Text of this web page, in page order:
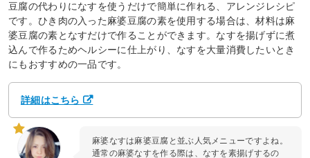
豆腐の代わりになすを使うだけで簡単に作れる、アレンジレシピ
です。ひき肉の入った麻婆豆腐の素を使用する場合は、材料は麻
婆豆腐の素となすだけで作ることができます。なすを揚げずに煮
込んで作るためヘルシーに仕上がり、なすを大量消費したいとき
にもおすすめの一品です。
詳細はこちら
麻婆なすは麻婆豆腐と並ぶ人気メニューですよね。
通常の麻婆なすを作る際は、なすを素揚げするの